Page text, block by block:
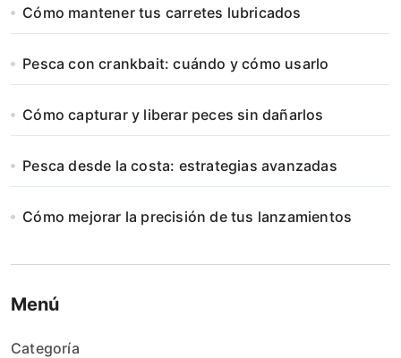
Cómo mantener tus carretes lubricados
Pesca con crankbait: cuándo y cómo usarlo
Cómo capturar y liberar peces sin dañarlos
Pesca desde la costa: estrategias avanzadas
Cómo mejorar la precisión de tus lanzamientos
Menú
Categoría